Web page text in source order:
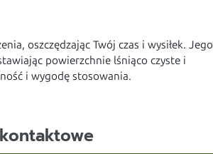
oszczędzając Twój czas i wysiłek. Jego
powierzchnie lśniąco czyste i
i wygodę stosowania.